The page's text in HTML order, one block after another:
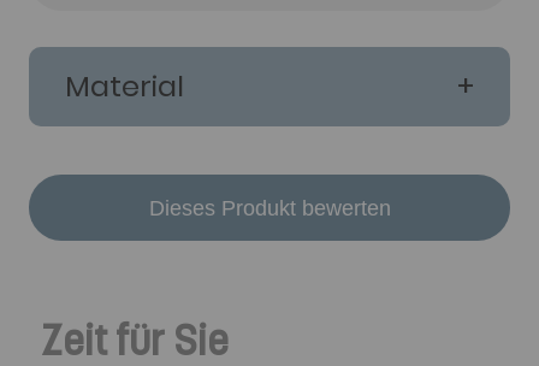
Material
Dieses Produkt bewerten
Zeit für Sie